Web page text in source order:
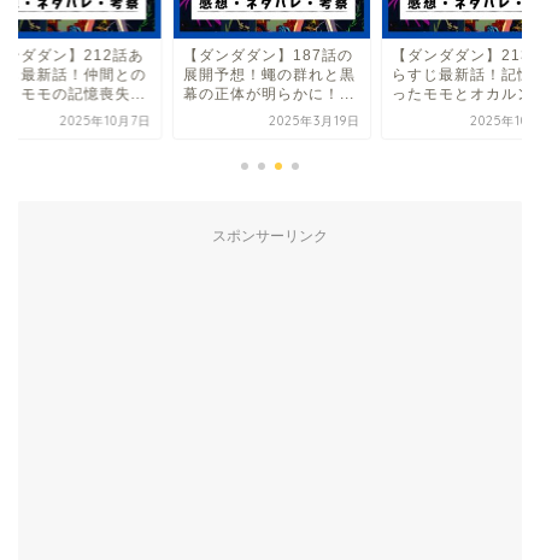
ンダダン】212話あ
じ最新話！仲間との
とモモの記憶喪失...
2025年10月7日
【ダンダダン】187話の
展開予想！蠅の群れと黒
幕の正体が明らかに！...
2025年3月19日
【ダンダダン】213
らすじ最新話！記憶
ったモモとオカルン
2025年10
スポンサーリンク